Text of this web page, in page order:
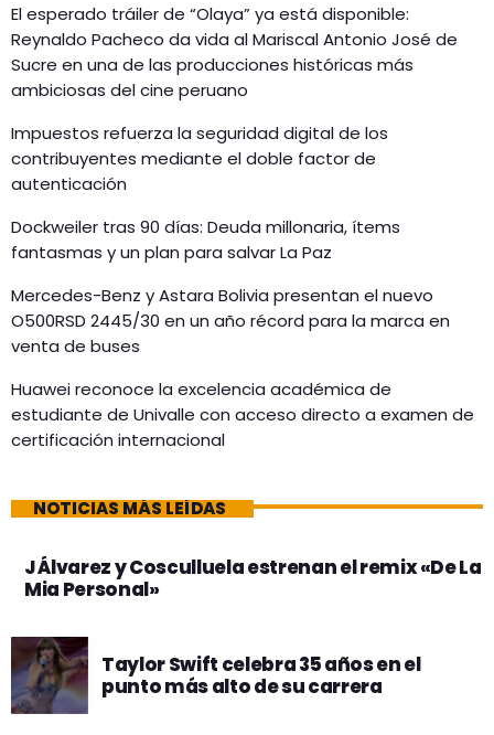
El esperado tráiler de “Olaya” ya está disponible:
Reynaldo Pacheco da vida al Mariscal Antonio José de
Sucre en una de las producciones históricas más
ambiciosas del cine peruano
Impuestos refuerza la seguridad digital de los
contribuyentes mediante el doble factor de
autenticación
Dockweiler tras 90 días: Deuda millonaria, ítems
fantasmas y un plan para salvar La Paz
Mercedes-Benz y Astara Bolivia presentan el nuevo
O500RSD 2445/30 en un año récord para la marca en
venta de buses
Huawei reconoce la excelencia académica de
estudiante de Univalle con acceso directo a examen de
certificación internacional
NOTICIAS MÁS LEÍDAS
J Álvarez y Cosculluela estrenan el remix «De La
Mia Personal»
Taylor Swift celebra 35 años en el
punto más alto de su carrera